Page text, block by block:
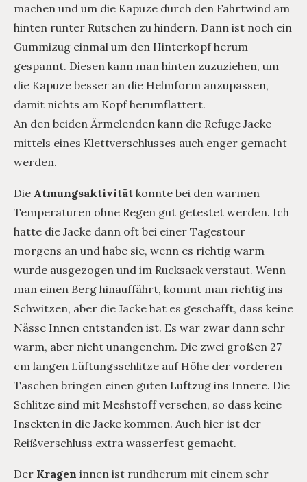
machen und um die Kapuze durch den Fahrtwind am
hinten runter Rutschen zu hindern. Dann ist noch ein
Gummizug einmal um den Hinterkopf herum
gespannt. Diesen kann man hinten zuzuziehen, um
die Kapuze besser an die Helmform anzupassen,
damit nichts am Kopf herumflattert.
An den beiden Ärmelenden kann die Refuge Jacke
mittels eines Klettverschlusses auch enger gemacht
werden.
Die Atmungsaktivität konnte bei den warmen
Temperaturen ohne Regen gut getestet werden. Ich
hatte die Jacke dann oft bei einer Tagestour
morgens an und habe sie, wenn es richtig warm
wurde ausgezogen und im Rucksack verstaut. Wenn
man einen Berg hinauffährt, kommt man richtig ins
Schwitzen, aber die Jacke hat es geschafft, dass keine
Nässe Innen entstanden ist. Es war zwar dann sehr
warm, aber nicht unangenehm. Die zwei großen 27
cm langen Lüftungsschlitze auf Höhe der vorderen
Taschen bringen einen guten Luftzug ins Innere. Die
Schlitze sind mit Meshstoff versehen, so dass keine
Insekten in die Jacke kommen. Auch hier ist der
Reißverschluss extra wasserfest gemacht.
Der Kragen innen ist rundherum mit einem sehr